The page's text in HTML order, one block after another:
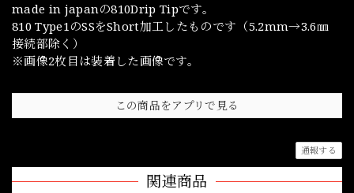
made in japanの810Drip Tipです。
810 Type1のSSをShort加工したものです（5.2mm→3.6㎜
接続部除く）
※画像2枚目は装着した画像です。
この商品をアプリで見る
通報する
関連商品